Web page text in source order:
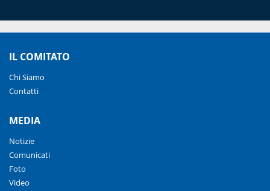
IL COMITATO
Chi Siamo
Contatti
MEDIA
Notizie
Comunicati
Foto
Video